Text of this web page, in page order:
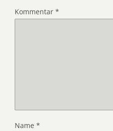
Kommentar *
Name *